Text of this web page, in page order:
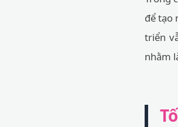
để tạo
triển
nhằm